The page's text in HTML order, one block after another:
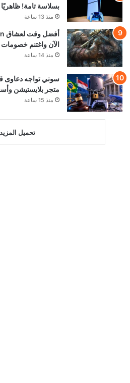
بسلاسة تامة! ظاهريًا
منذ 13 ساعة
الآن واغتنم خصومات
منذ 14 ساعة
متجر بلايستيشن
منذ 15 ساعة
تحميل المزيد